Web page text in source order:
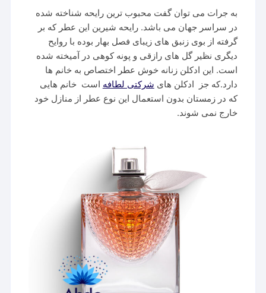
به جرات می توان گفت محبوب ترین رایحه شناخته شده
در سراسر جهان می باشد. رایحه شیرین این عطر که بر
گرفته از بوی زنبق های زیبای فصل بهار بوده با روایح
دیگری نظیر گل های رازقی و پونه کوهی در آمیخته شده
است. این ادکلن زنانه خوش عطر اختصاص به خانم ها
دارد‌.که جز ادکلن هایشرکتی لطافه است خانم هایی
که در زمستان بدون استعمال این نوع عطر از منازل خود
خارج نمی شوند.